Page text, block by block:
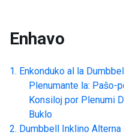
Enhavo
Enkonduko al la
Plenumante la: Paŝo-
Konsiloj por Plenumi
Buklo
Dumbbell Inklino